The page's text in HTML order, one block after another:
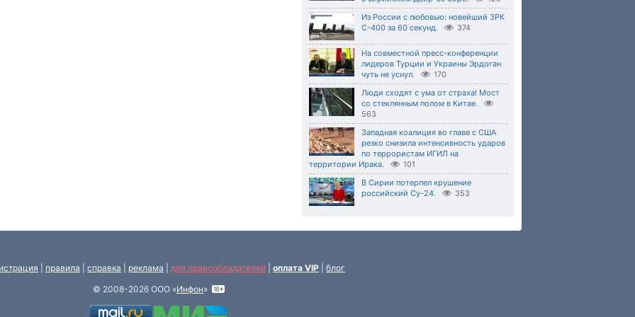
Из России с любовью: новейший ЗРК
С-400 за 60 секунд.
374
На совместной пресс-конференции
лидеров Турции и Украины Эрдоган
чуть не уснул.
170
Люди сходят с ума от страха! Мост
со стеклянным полом в Китае.
563
Западная коалиция во главе с США
резко снизила интенсивность ударов
по террористам ИГИЛ на
территории Ирака.
101
В Сирии потерпел крушение
российский Су-24.
353
правила справка реклама для правообладателей оплата VIP
блог
© 2008-2026 ООО «Инфон»